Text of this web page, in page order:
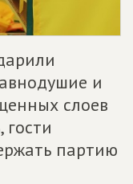
и
слоев
гости
партию